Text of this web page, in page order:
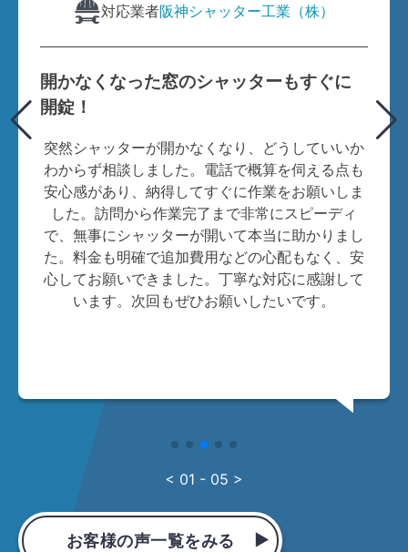
対応業者阪神シャッター工業（株）
開かなくなった窓のシャッターもすぐに
開錠！
突然シャッターが開かなくなり、どうしていいか
わからず相談しました。電話で概算を伺える点も
安心感があり、納得してすぐに作業をお願いしま
した。訪問から作業完了まで非常にスピーディ
で、無事にシャッターが開いて本当に助かりまし
た。料金も明確で追加費用などの心配もなく、安
心してお願いできました。丁寧な対応に感謝して
います。次回もぜひお願いしたいです。
< 01 - 05 >
お客様の声一覧をみる